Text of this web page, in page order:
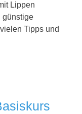
Lippen
günstige
Tipps und